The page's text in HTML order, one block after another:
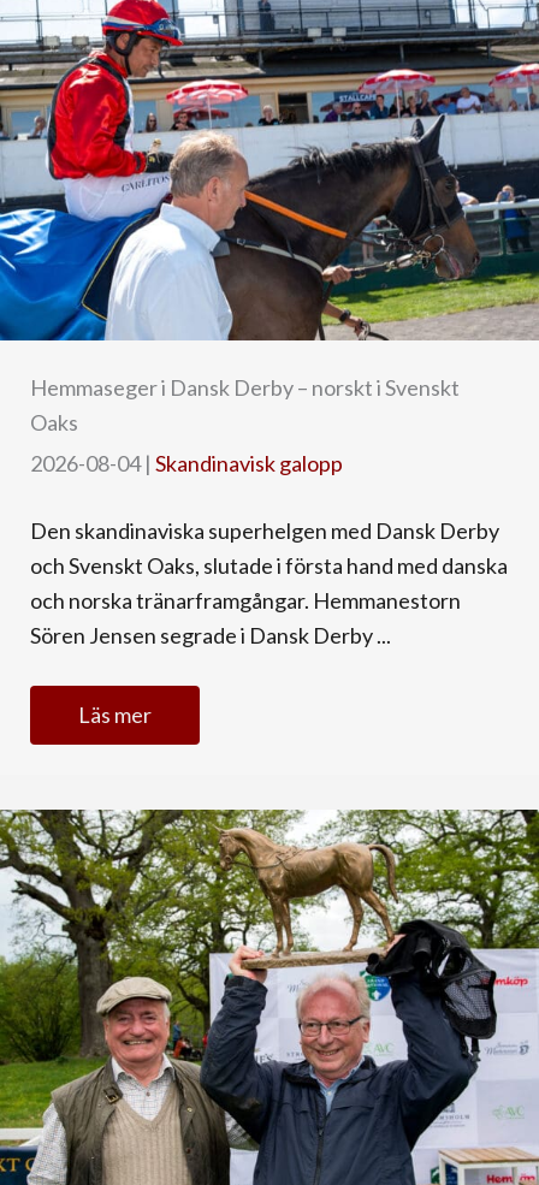
Hemmaseger i Dansk Derby – norskt i Svenskt
Oaks
2026-08-04| Skandinavisk galopp
Den skandinaviska superhelgen med Dansk Derby
och Svenskt Oaks, slutade i första hand med danska
och norska tränarframgångar. Hemmanestorn
Sören Jensen segrade i Dansk Derby ...
Läs mer